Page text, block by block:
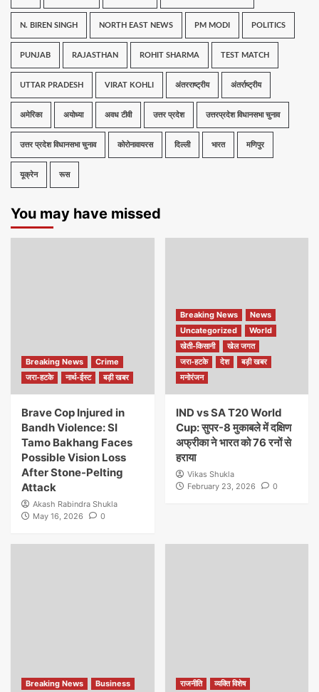
N. BIREN SINGH NORTH EAST NEWS PM MODI POLITICS
PUNJAB RAJASTHAN ROHIT SHARMA TEST MATCH
UTTAR PRADESH VIRAT KOHLI अंतरराष्ट्रीय अंतर्राष्ट्रीय
अमेरिका अयोध्या अवध टीवी उत्तर प्रदेश उत्तरप्रदेश विधानसभा चुनाव
उत्तर प्रदेश विधानसभा चुनाव कोरोनावायरस दिल्ली भारत मणिपुर
यूक्रेन रूस
You may have missed
Breaking News
Crime
जरा-हटके
नार्थ-ईस्ट बड़ी खबर
Brave Cop Injured in
Bandh Violence: SI
Tamo Bakhang Faces
Possible Vision Loss
After Stone-Pelting
Attack
Akash Rabindra Shukla
May 16, 2026
0
Breaking News
News
Uncategorized
World
खेती-किसानी
खेल जगत
जरा-हटके
देश
बड़ी खबर
मनोरंजन
IND vs SA T20 World
Cup: सुपर-8 मुकाबले में दक्षिण
अफ्रीका ने भारत को 76 रनों से
हराया
Vikas Shukla
February 23, 2026
0
Breaking News Business राजनीति व्यक्ति विशेष